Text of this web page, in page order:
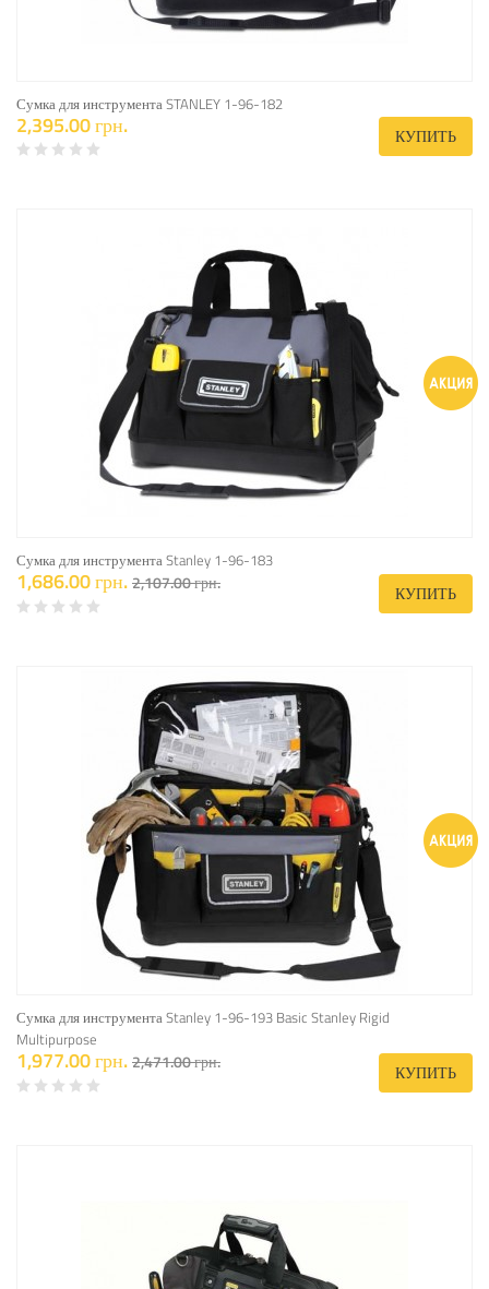
Сумка для инструмента STANLEY 1-96-182
2,395.00 грн. КУПИТЬ
Сумка для инструмента Stanley 1-96-183
1,686.00 грн.2,107.00 грн. КУПИТЬ
Сумка для инструмента Stanley 1-96-193 Basic Stanley Rigid
Multipurpose
1,977.00 грн.2,471.00 грн. КУПИТЬ